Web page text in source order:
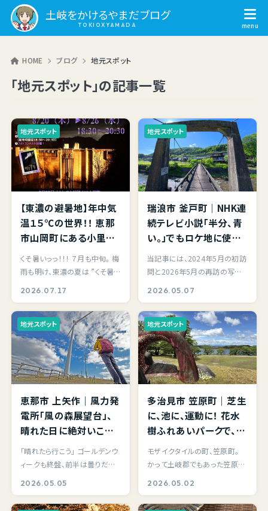
土岐をかけるやまだブログ
HOME ブログ 地元スポット
「地元スポット」の記事一覧
【東濃の避暑地】年中気
温１５℃の世界！！ 恵那
市山岡町にある小里川
ダム堤体内を探索して
きました。8/20（木）～
もあるよ。
くそ暑いっっ！！！ ７月も中旬。 梅
雨も明け、東濃の夏は ”くそ暑い
2026.07.17
地元スポット
瑞浪市 釜戸町｜NHK連
続テレビ小説「半分、青
い。」でもロケ地に使わ
れた、釜戸の吊り橋に立
ち寄ってきました。
当記事には、2024年5月の初訪
問と2026年5月の再訪の写真
2026.05.07
地元スポット
恵那市 上矢作｜風力発
電所「風の森展望台」、
晴れた日に絶対いこうと
決めてた場所。鳥のさえ
ずりと風の音、山の新緑
「晴れたら行こう」 ゴールデンウ
ィークも終盤、前半は曇りだっ
2026.05.05
地元スポット
多治見市 笠原町｜芝生
に、池に、運動に！ 花水
樹ふれあいパークで、１
周＝約１ｋｍの池の周
りを散歩してみました。
モザイクタイルの町、笠原町。
かって土岐郡でもあった笠原
2026.05.02
地元スポット